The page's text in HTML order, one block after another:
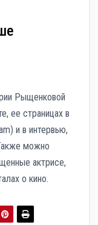
Рыщенковой
ее страницах в
и в интервью,
можно
актрисе,
о кино.